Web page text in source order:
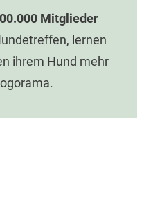
Mitglieder
lernen
ihrem Hund mehr